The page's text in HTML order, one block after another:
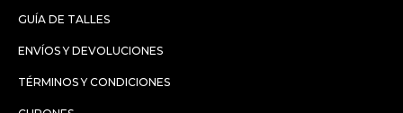
GUÍA DE TALLES
ENVÍOS Y DEVOLUCIONES
TÉRMINOS Y CONDICIONES